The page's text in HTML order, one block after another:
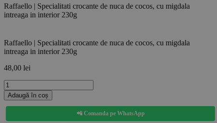
Raffaello | Specialitati crocante de nuca de cocos, cu migdala
intreaga in interior 230g
Raffaello | Specialitati crocante de nuca de cocos, cu migdala
intreaga in interior 230g
48,00 lei
Cantitate
Raffaello
|
Specialitati
crocante
Adaugă în coș
📲 Comanda pe WhatsApp